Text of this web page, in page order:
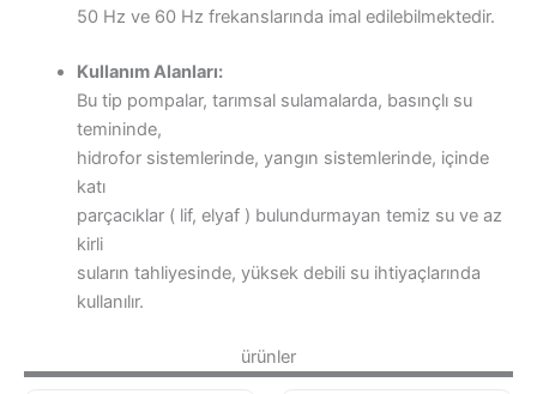
50 Hz ve 60 Hz frekanslarında imal edilebilmektedir.
Kullanım Alanları:
Bu tip pompalar, tarımsal sulamalarda, basınçlı su
temininde,
hidrofor sistemlerinde, yangın sistemlerinde, içinde
katı
parçacıklar ( lif, elyaf ) bulundurmayan temiz su ve az
kirli
suların tahliyesinde, yüksek debili su ihtiyaçlarında
kullanılır.
ürünler